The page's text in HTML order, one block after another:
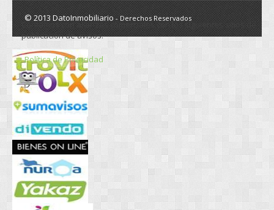
Contamos con alianzas comerciales con los siguientes sitios de
publicación de avisos.
© 2013 DatoInmobiliario - Derechos Reservados
Política de Privacidad